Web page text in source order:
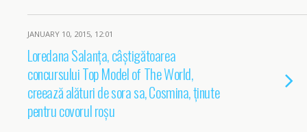
JANUARY 10, 2015, 12:01
Loredana Salanța, câștigătoarea
concursului Top Model of The World,
creează alături de sora sa, Cosmina, ținute
pentru covorul roșu